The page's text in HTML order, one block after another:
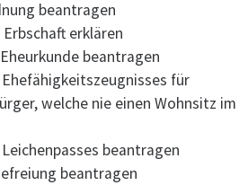
beantragen
erklären
beantragen
für
welche nie einen Wohnsitz im
beantragen
beantragen